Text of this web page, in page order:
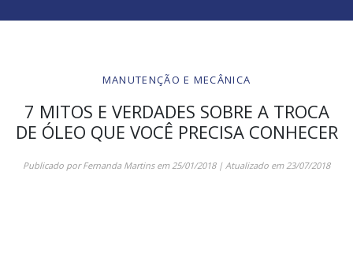
MANUTENÇÃO E MECÂNICA
7 MITOS E VERDADES SOBRE A TROCA
DE ÓLEO QUE VOCÊ PRECISA CONHECER
Publicado porFernanda Martinsem25/01/2018| Atualizado em23/07/2018